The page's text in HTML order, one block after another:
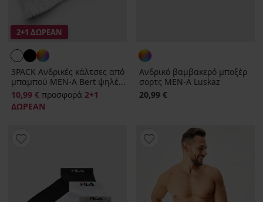
2+1 ΔΩΡΕΑΝ
3PACK Ανδρικές κάλτσες από
μπαμπού MEN-A Bert ψηλέ...
10,99 € προσφορά 2+1
ΔΩΡΕΑΝ
Ανδρικό βαμβακερό μποξέρ
σορτς MEN-A Luskaz
20,99 €